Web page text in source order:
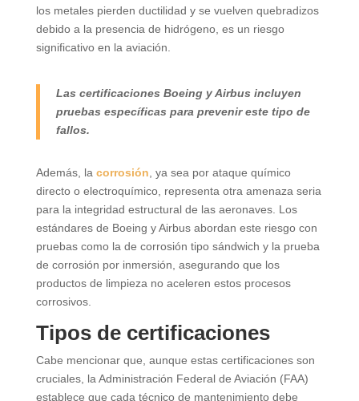
los metales pierden ductilidad y se vuelven quebradizos
debido a la presencia de hidrógeno, es un riesgo
significativo en la aviación.
Las certificaciones Boeing y Airbus incluyen
pruebas específicas para prevenir este tipo de
fallos.
Además, la corrosión , ya sea por ataque químico
directo o electroquímico, representa otra amenaza seria
para la integridad estructural de las aeronaves. Los
estándares de Boeing y Airbus abordan este riesgo con
pruebas como la de corrosión tipo sándwich y la prueba
de corrosión por inmersión, asegurando que los
productos de limpieza no aceleren estos procesos
corrosivos.
Tipos de certificaciones
Cabe mencionar que, aunque estas certificaciones son
cruciales, la Administración Federal de Aviación (FAA)
establece que cada técnico de mantenimiento debe